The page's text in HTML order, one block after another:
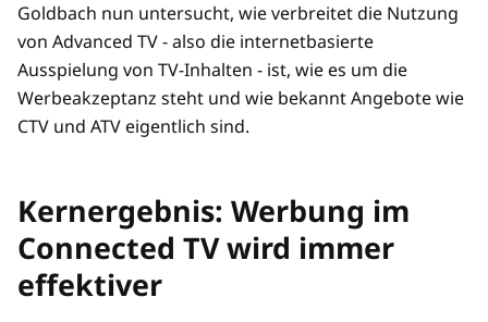
Goldbach nun untersucht, wie verbreitet die Nutzung
von Advanced TV - also die internetbasierte
Ausspielung von TV-Inhalten - ist, wie es um die
Werbeakzeptanz steht und wie bekannt Angebote wie
CTV und ATV eigentlich sind.
Kernergebnis: Werbung im
Connected TV wird immer
effektiver